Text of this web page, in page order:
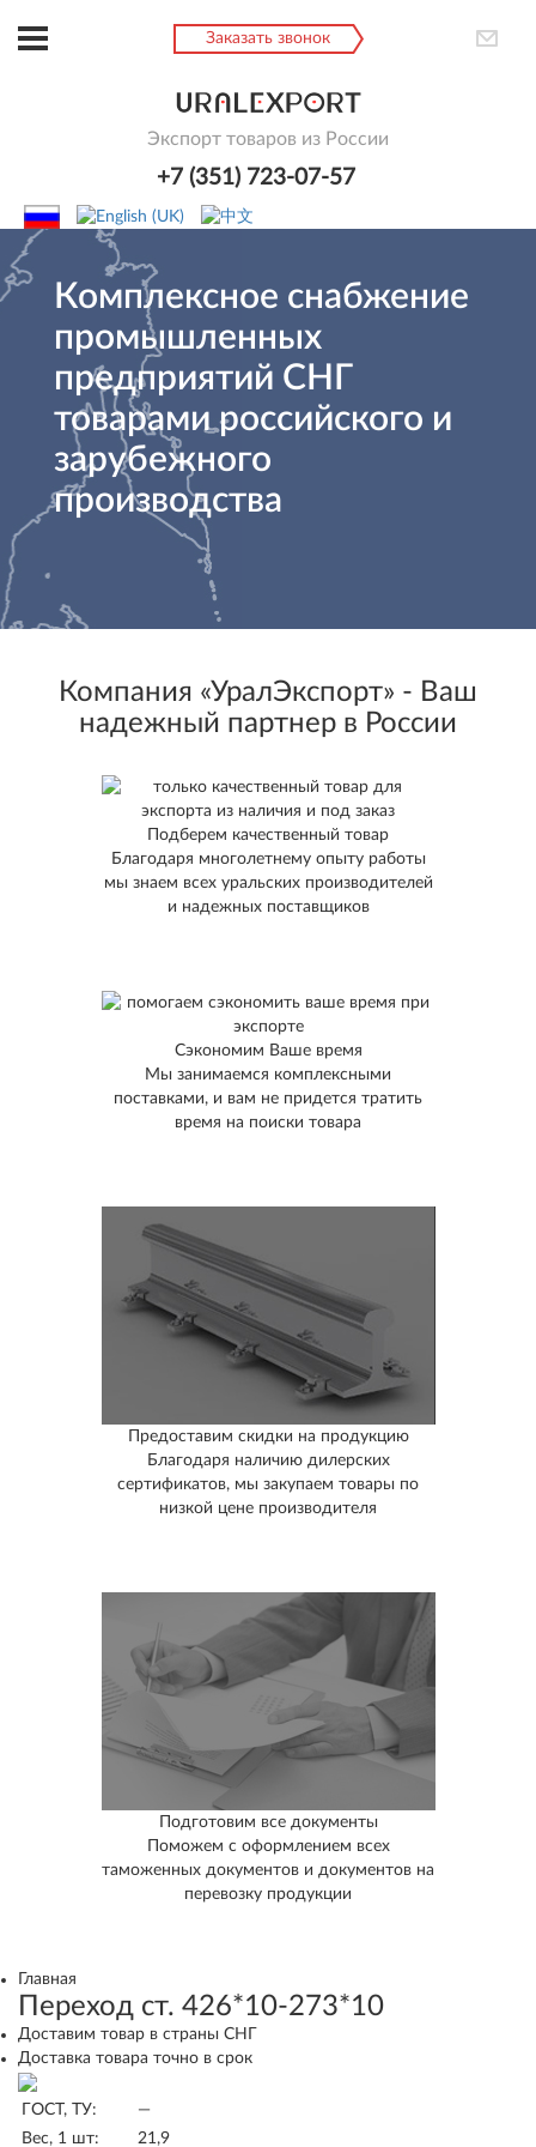
Заказать звонок
Экспорт товаров из России
+7 (351) 723-07-57
Комплексное снабжение
промышленных
предприятий СНГ
товарами российского и
зарубежного
производства
Компания «УралЭкспорт» - Ваш
надежный партнер в России
Подберем качественный товар
Благодаря многолетнему опыту работы
мы знаем всех уральских производителей
и надежных поставщиков
Сэкономим Ваше время
Мы занимаемся комплексными
поставками, и вам не придется тратить
время на поиски товара
Предоставим скидки на продукцию
Благодаря наличию дилерских
сертификатов, мы закупаем товары по
низкой цене производителя
Подготовим все документы
Поможем с оформлением всех
таможенных документов и документов на
перевозку продукции
Главная
Переход ст. 426*10-273*10
Доставим товар в страны СНГ
Доставка товара точно в срок
ГОСТ, ТУ:
—
Вес, 1 шт:
21,9